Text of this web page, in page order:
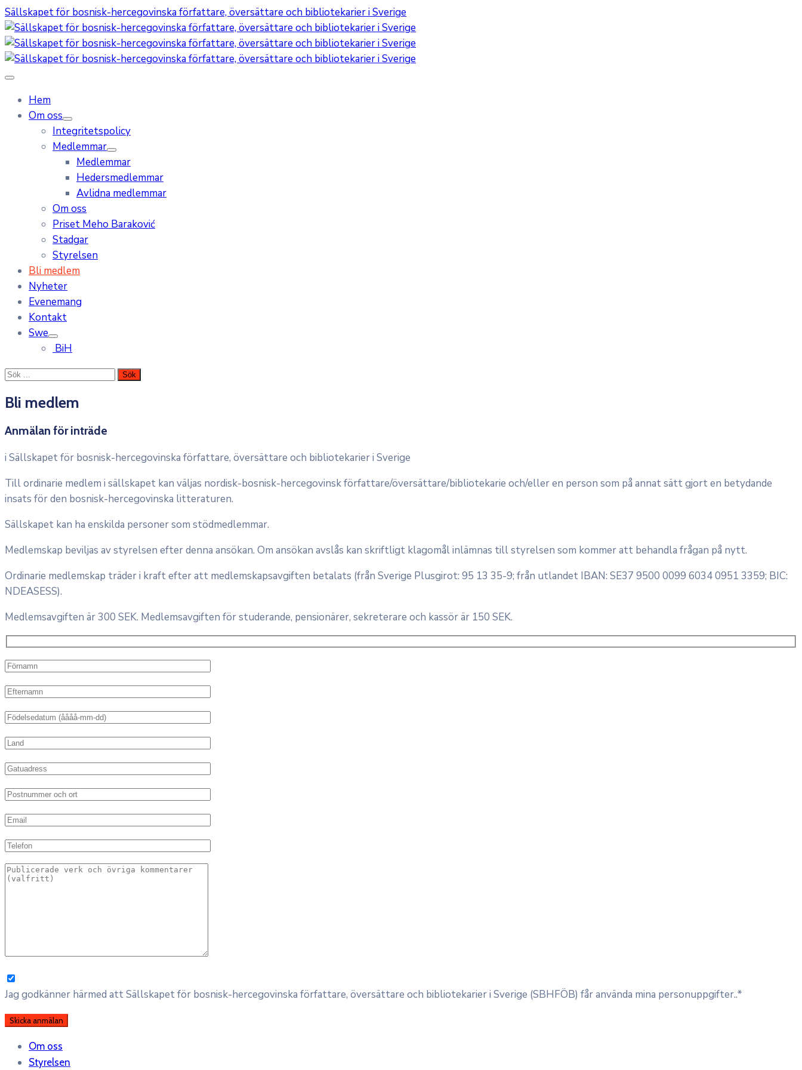
Sällskapet för bosnisk-hercegovinska författare, översättare och bibliotekarier i Sverige
Hem
Om oss
Integritetspolicy
Medlemmar
Medlemmar
Hedersmedlemmar
Avlidna medlemmar
Om oss
Priset Meho Baraković
Stadgar
Styrelsen
Bli medlem
Nyheter
Evenemang
Kontakt
Swe
BiH
Bli medlem
Anmälan för inträde
i Sällskapet för bosnisk-hercegovinska författare, översättare och bibliotekarier i Sverige
Till ordinarie medlem i sällskapet kan väljas nordisk-bosnisk-hercegovinsk författare/översättare/bibliotekarie och/eller en person som på annat sätt gjort en betydande
insats för den bosnisk-hercegovinska litteraturen.
Sällskapet kan ha enskilda personer som stödmedlemmar.
Medlemskap beviljas av styrelsen efter denna ansökan. Om ansökan avslås kan skriftligt klagomål inlämnas till styrelsen som kommer att behandla frågan på nytt.
Ordinarie medlemskap träder i kraft efter att medlemskapsavgiften betalats (från Sverige Plusgirot: 95 13 35-9; från utlandet IBAN: SE37 9500 0099 6034 0951 3359; BIC:
NDEASESS).
Medlemsavgiften är 300 SEK. Medlemsavgiften för studerande, pensionärer, sekreterare och kassör är 150 SEK.
Jag godkänner härmed att Sällskapet för bosnisk-hercegovinska författare, översättare och bibliotekarier i Sverige (SBHFÖB) får använda mina personuppgifter..*
Om oss
Styrelsen